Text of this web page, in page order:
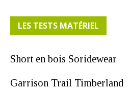
LES TESTS MATÉRIEL
Short en bois Soridewear
Garrison Trail Timberland